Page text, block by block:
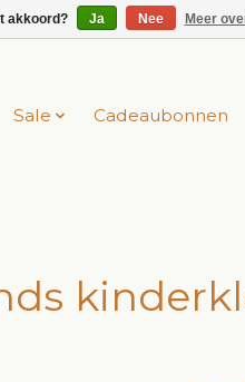
Sale Cadeaubonnen
akkoord? Ja Nee Meer